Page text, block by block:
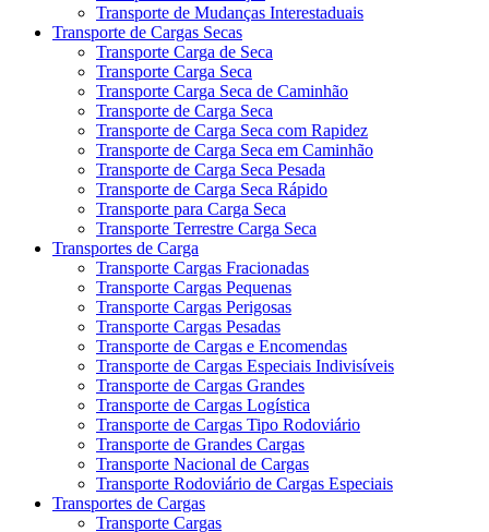
Transporte de Mudanças Interestaduais
Transporte de Cargas Secas
Transporte Carga de Seca
Transporte Carga Seca
Transporte Carga Seca de Caminhão
Transporte de Carga Seca
Transporte de Carga Seca com Rapidez
Transporte de Carga Seca em Caminhão
Transporte de Carga Seca Pesada
Transporte de Carga Seca Rápido
Transporte para Carga Seca
Transporte Terrestre Carga Seca
Transportes de Carga
Transporte Cargas Fracionadas
Transporte Cargas Pequenas
Transporte Cargas Perigosas
Transporte Cargas Pesadas
Transporte de Cargas e Encomendas
Transporte de Cargas Especiais Indivisíveis
Transporte de Cargas Grandes
Transporte de Cargas Logística
Transporte de Cargas Tipo Rodoviário
Transporte de Grandes Cargas
Transporte Nacional de Cargas
Transporte Rodoviário de Cargas Especiais
Transportes de Cargas
Transporte Cargas